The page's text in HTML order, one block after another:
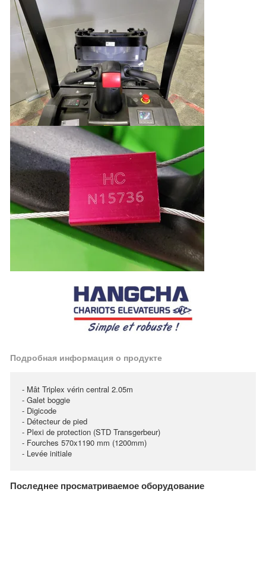
Подробная информация о продукте
- Mât Triplex vérin central 2.05m
- Galet boggie
- Digicode
- Détecteur de pied
- Plexi de protection (STD Transgerbeur)
- Fourches 570x1190 mm (1200mm)
- Levée initiale
Последнее просматриваемое оборудование